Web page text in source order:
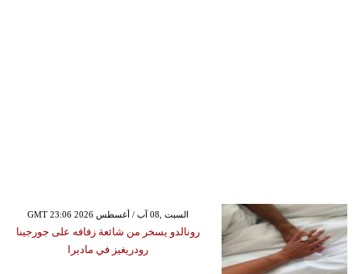
GMT 23:06 2026 السبت ,08 آب / أغسطس
رونالدو يسخر من شائعة زفافه على جورجينا
رودريغيز في ماديرا